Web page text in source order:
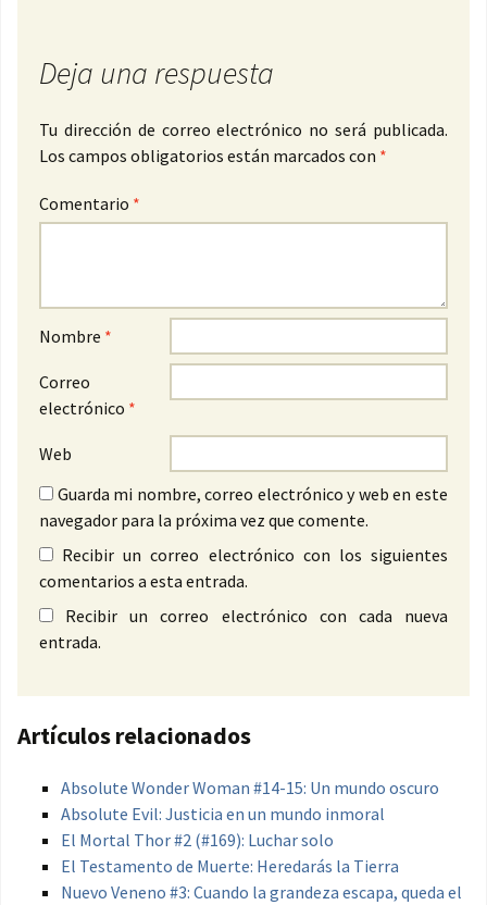
Deja una respuesta
Tu dirección de correo electrónico no será publicada.
Los campos obligatorios están marcados con *
Comentario *
Nombre *
Correo
electrónico *
Web
Guarda mi nombre, correo electrónico y web en este
navegador para la próxima vez que comente.
Recibir un correo electrónico con los siguientes
comentarios a esta entrada.
Recibir un correo electrónico con cada nueva
entrada.
Artículos relacionados
Absolute Wonder Woman #14-15: Un mundo oscuro
Absolute Evil: Justicia en un mundo inmoral
El Mortal Thor #2 (#169): Luchar solo
El Testamento de Muerte: Heredarás la Tierra
Nuevo Veneno #3: Cuando la grandeza escapa, queda el